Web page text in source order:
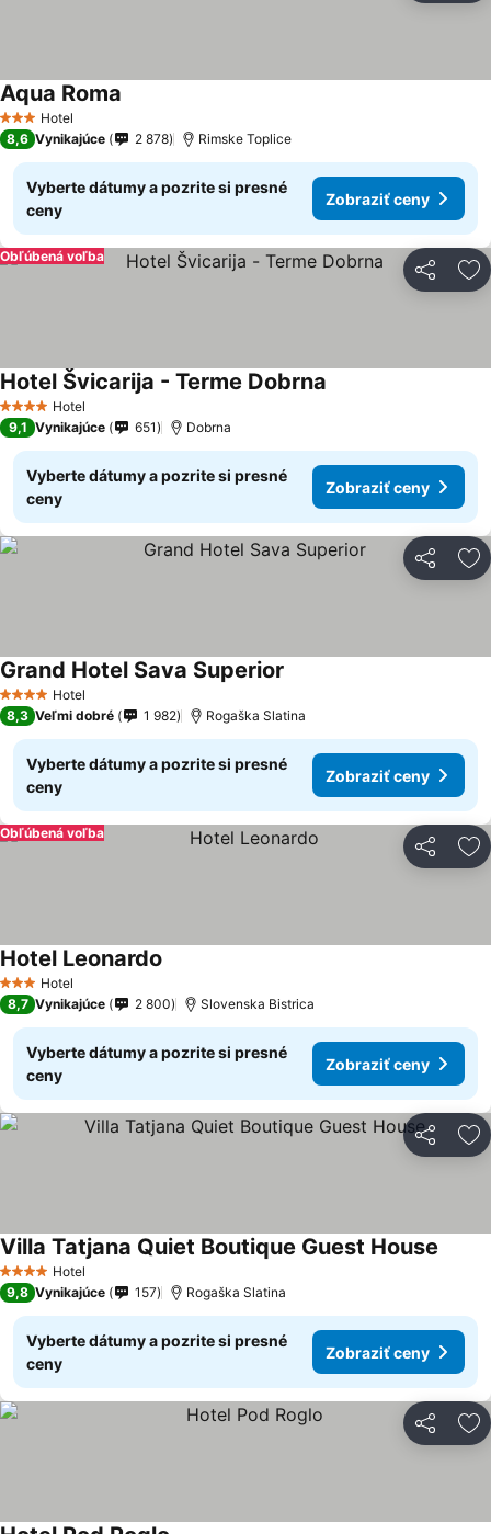
3 Počet hviezdičiek
Hotel
Aqua Roma
8,6 Vynikajúce 2 878 Rimske Toplice
Vyberte dátumy a pozrite si presné
ceny
Zobraziť ceny
Zdieľať
Obľúbená voľba
4 Počet hviezdičiek
Hotel
Hotel Švicarija - Terme Dobrna
9,1 Vynikajúce 651 Dobrna
Vyberte dátumy a pozrite si presné
ceny
Zobraziť ceny
Zdieľať
4 Počet hviezdičiek
Hotel
Grand Hotel Sava Superior
8,3 Veľmi dobré 1 982 Rogaška Slatina
Vyberte dátumy a pozrite si presné
ceny
Zobraziť ceny
Zdieľať
Obľúbená voľba
3 Počet hviezdičiek
Hotel
Hotel Leonardo
8,7 Vynikajúce 2 800 Slovenska Bistrica
Vyberte dátumy a pozrite si presné
ceny
Zobraziť ceny
Zdieľať
4 Počet hviezdičiek
Hotel
Villa Tatjana Quiet Boutique Guest House
9,8 Vynikajúce 157 Rogaška Slatina
Vyberte dátumy a pozrite si presné
ceny
Zobraziť ceny
Zdieľať